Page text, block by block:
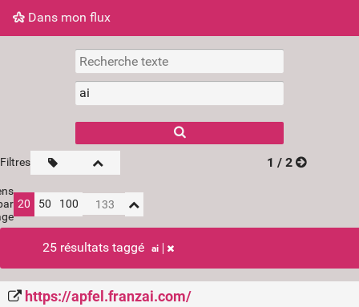
Dans mon flux
Dans mon flux Nuage de tags Mur d'images
Filtres 1 / 2
20 50 100
25 résultats taggé ai
https://apfel.franzai.com/